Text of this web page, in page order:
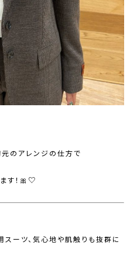
元のアレンジの仕方で
す！🎀♡
ーツ、気心地や肌触りも抜群に